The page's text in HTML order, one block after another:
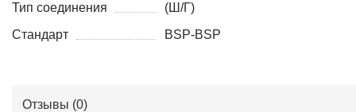
Тип соединения
(Ш/Г)
Стандарт
BSP-BSP
Отзывы (0)